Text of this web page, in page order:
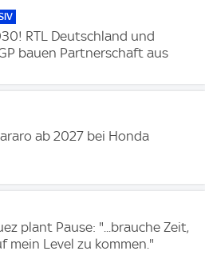
RTL Deutschland und
bauen Partnerschaft aus
ab 2027 bei Honda
plant Pause: "...brauche Zeit,
mein Level zu kommen."